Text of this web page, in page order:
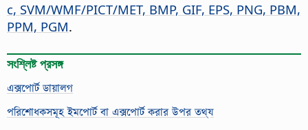
c, SVM/WMF/PICT/MET, BMP, GIF, EPS, PNG, PBM,
PPM, PGM.
সংশ্লিষ্ট প্রসঙ্গ
এক্সপোর্ট ডায়ালগ
পরিশোধকসমূহ ইমপোর্ট বা এক্সপোর্ট করার উপর তথ্য